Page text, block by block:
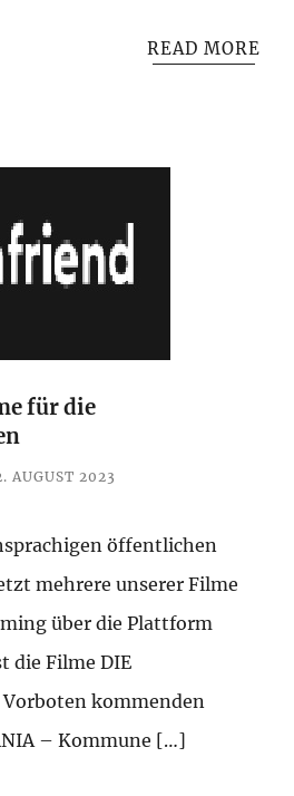
READ MORE
für die
AUGUST 2023
öffentlichen
mehrere unserer Filme
über die Plattform
die Filme DIE
Vorboten kommenden
– Kommune […]